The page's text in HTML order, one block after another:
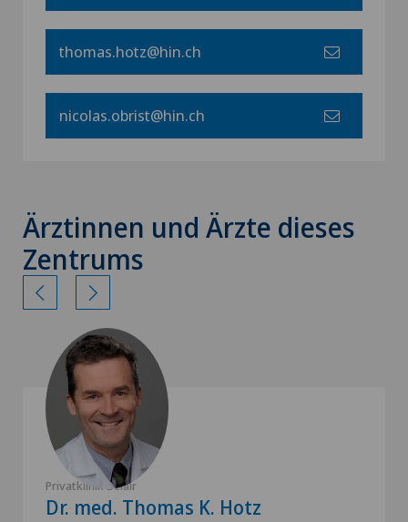
thomas.hotz@hin.ch
nicolas.obrist@hin.ch
Ärztinnen und Ärzte dieses
Zentrums
Privatklinik Belair
Dr. med. Thomas K. Hotz